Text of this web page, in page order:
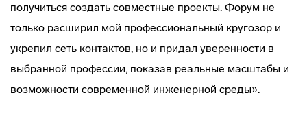
получиться создать совместные проекты. Форум не
только расширил мой профессиональный кругозор и
укрепил сеть контактов, но и придал уверенности в
выбранной профессии, показав реальные масштабы и
возможности современной инженерной среды».